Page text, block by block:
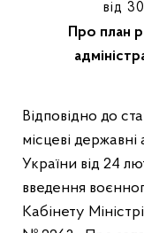
від
Про план
Відповідно до статті 45 Закону України «Про
місцеві державні
України від 24
введення
Кабінету